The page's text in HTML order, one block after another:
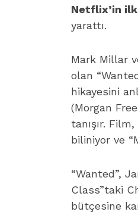
Netflix’in
yarattı.
Mark Millar
olan
hikayesini
(Morgan
tanışır.
biliniyor ve
“Wanted”,
Class”taki
bütçesine